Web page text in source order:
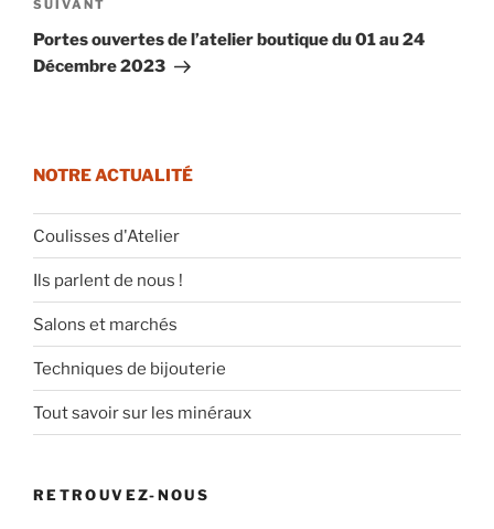
l’article
Article
suivant
SUIVANT
Portes ouvertes de l’atelier boutique du 01 au 24
Décembre 2023
NOTRE ACTUALITÉ
Coulisses d'Atelier
Ils parlent de nous !
Salons et marchés
Techniques de bijouterie
Tout savoir sur les minéraux
RETROUVEZ-NOUS